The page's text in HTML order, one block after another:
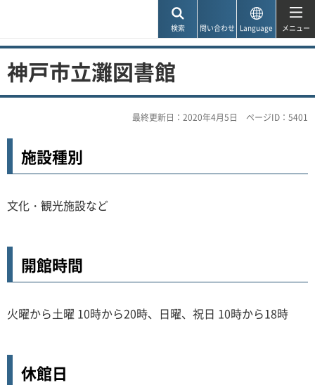
検索 問い合わせ Language メニュー
神戸市立灘図書館
最終更新日：2020年4月5日 ページID：5401
施設種別
文化・観光施設など
開館時間
火曜から土曜 10時から20時、日曜、祝日 10時から18時
休館日